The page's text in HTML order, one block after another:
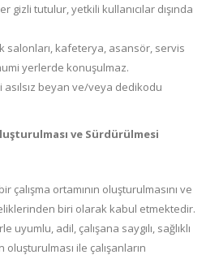
gizli tutulur, yetkili kullanıcılar dışında
salonları, kafeterya, asansör, servis
yerlerde konuşulmaz.
beyan ve/veya dedikodu
ve Sürdürülmesi
çalışma ortamının oluşturulmasını ve
biri olarak kabul etmektedir.
adil, çalışana saygılı, sağlıklı
oluşturulması ile çalışanların